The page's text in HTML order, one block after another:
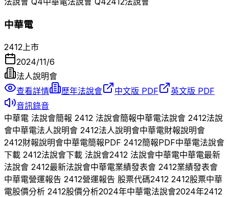
中華電
2412 上市
2024/11/6
法人說明會
查看詳情
歷年法說會 中文版 PDF
英文版 PDF
音訊錄音
中華電 法說會簡報 2412 法說會簡報中華電法說會 2412法說
會中華電法人說明會 2412法人說明會中華電財報說明會
2412財報說明會中華電簡報PDF 2412簡報PDF中華電法說會
下載 2412法說會下載 法說會2412 法說會中華電中華電最新
法說會 2412最新法說會中華電業績發表會 2412業績發表會
中華電營運報告 2412營運報告 股票代碼2412 2412股票中華
電股價分析 2412股價分析2024年中華電法說會2024年2412